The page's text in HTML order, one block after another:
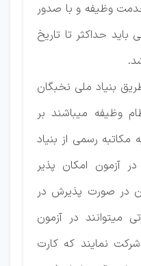
از خدمت وظیفه و با صدور
حداکثر تا تاریخ
از طریق بنیاد ملی نخبگان
وظیفه میباشند بر
مکاتبه رسمی از بنیاد
آزمون امکان پذیر
در صورت پذیرش در
میتوانند در آزمون
نمایند که کارت